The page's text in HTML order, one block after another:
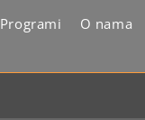
Programi O nama